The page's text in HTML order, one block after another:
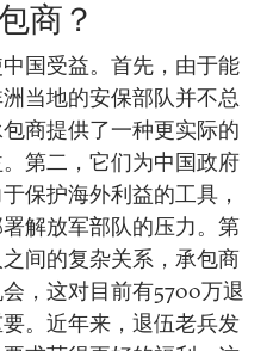
商？
国受益。首先，由于能
当地的安保部队并不总
商提供了一种更实际的
第二，它们为中国政府
保护海外利益的工具，
解放军部队的压力。第
间的复杂关系，承包商
，这对目前有5700万退
。近年来，退伍老兵发